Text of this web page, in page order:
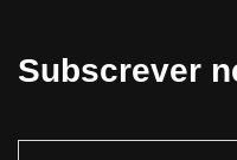
Subscrever